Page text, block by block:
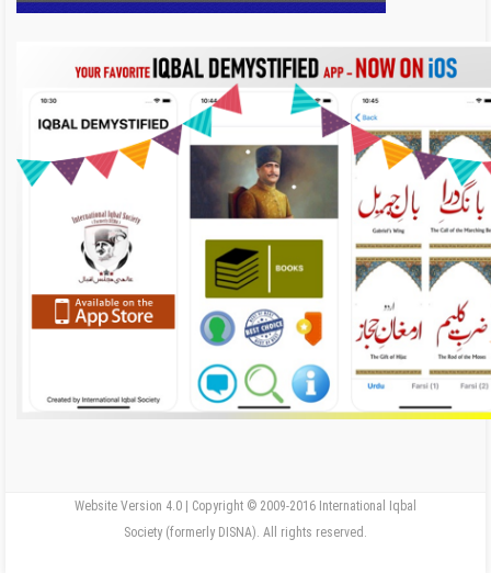
Website Version 4.0 | Copyright © 2009-2016 International Iqbal
Society (formerly DISNA). All rights reserved.